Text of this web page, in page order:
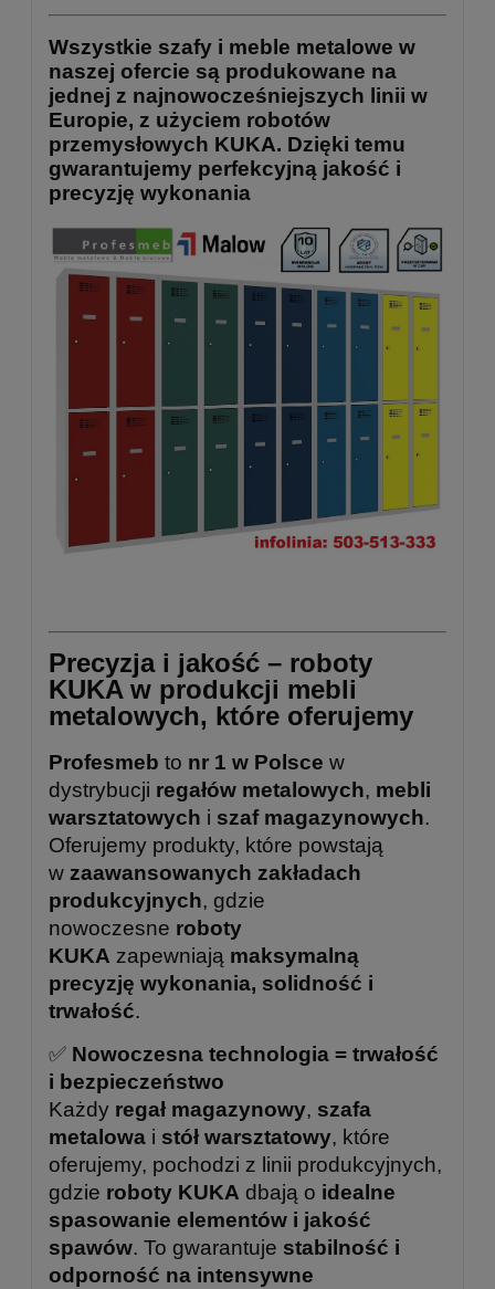
Wszystkie szafy i meble metalowe w
naszej ofercie są produkowane na
jednej z najnowocześniejszych linii w
Europie, z użyciem robotów
przemysłowych KUKA. Dzięki temu
gwarantujemy perfekcyjną jakość i
precyzję wykonania
Precyzja i jakość – roboty
KUKA w produkcji mebli
metalowych, które oferujemy
Profesmeb to nr 1 w Polsce w
dystrybucji regałów metalowych, mebli
warsztatowych i szaf magazynowych.
Oferujemy produkty, które powstają
w zaawansowanych zakładach
produkcyjnych, gdzie
nowoczesne roboty
KUKA zapewniają maksymalną
precyzję wykonania, solidność i
trwałość.
✅ Nowoczesna technologia = trwałość
i bezpieczeństwo
Każdy regał magazynowy, szafa
metalowa i stół warsztatowy, które
oferujemy, pochodzi z linii produkcyjnych,
gdzie roboty KUKA dbają o idealne
spasowanie elementów i jakość
spawów. To gwarantuje stabilność i
odporność na intensywne